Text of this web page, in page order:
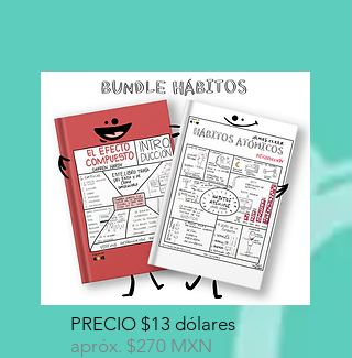
PRECIO $13 dólares
apróx. $270 MXN